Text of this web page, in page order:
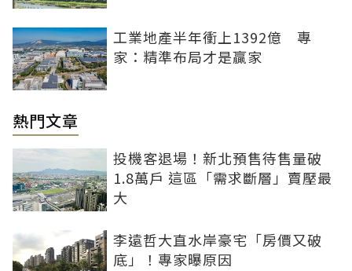
工業地產半年衝上1392億 專
家：精準布局才是贏家
熱門文章
投機客退場！新北預售待售量破
1.8萬戶 這區「需求斷層」賣壓最
大
李遠哲大直水岸豪宅「房價又破
底」！專家曝原因